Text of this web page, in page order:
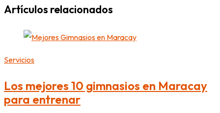
Artículos relacionados
Servicios
Los mejores 10 gimnasios en Maracay
para entrenar